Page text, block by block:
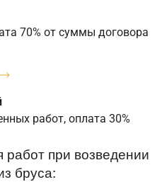
70% от суммы договора
работ, оплата 30%
при возведении
бруса: